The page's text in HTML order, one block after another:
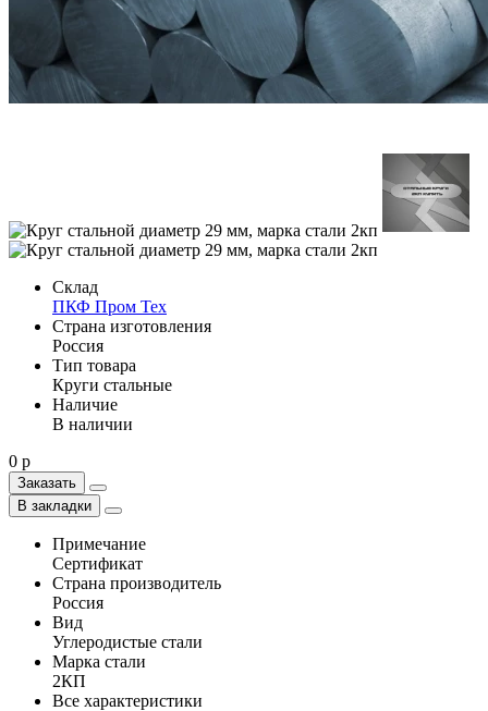
Склад
ПКФ Пром Тех
Страна изготовления
Россия
Тип товара
Круги стальные
Наличие
В наличии
0 р
Заказать
В закладки
Примечание
Сертификат
Страна производитель
Россия
Вид
Углеродистые стали
Марка стали
2КП
Все характеристики